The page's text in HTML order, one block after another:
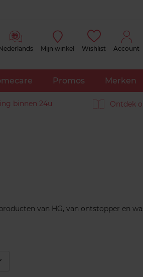
Mijn winkel Wishlist Account
Promos Merken
binnen 24u Ontdek
van HG, van ontstopper en